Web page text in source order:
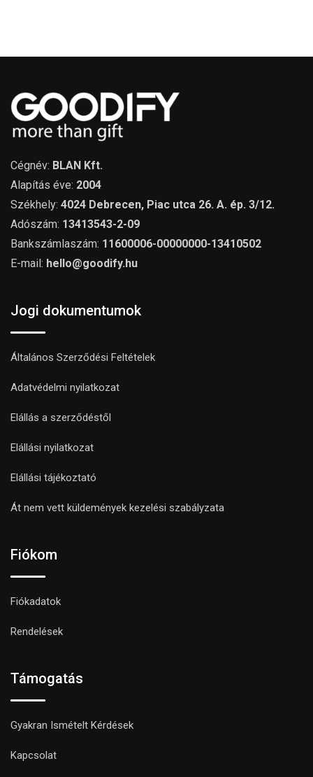
Cégnév: BLAN Kft.
Alapítás éve: 2004
Székhely: 4024 Debrecen, Piac utca 26. A. ép. 3/12.
Adószám: 13413543-2-09
Bankszámlaszám: 11600006-00000000-13410502
E-mail: hello@goodify.hu
Jogi dokumentumok
Általános Szerződési Feltételek
Adatvédelmi nyilatkozat
Elállás a szerződéstől
Elállási nyilatkozat
Elállási tájékoztató
Át nem vett küldemények kezelési szabályzata
Fiókom
Fiókadatok
Rendelések
Támogatás
Gyakran Ismételt Kérdések
Kapcsolat